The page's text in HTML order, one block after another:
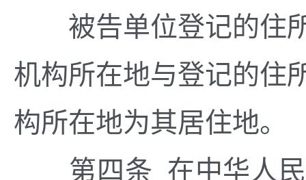
被告单位登记的住所
机构所在地与登记的住
构所在地为其居住地。
第四条 在中华人民